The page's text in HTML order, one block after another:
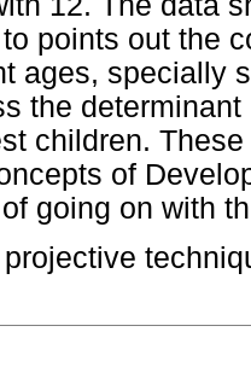
points out the
ages, specially
the
children.
of
going on with
projective